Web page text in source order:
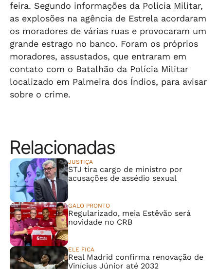
feira. Segundo informações da Polícia Militar,
as explosões na agência de Estrela acordaram
os moradores de várias ruas e provocaram um
grande estrago no banco. Foram os próprios
moradores, assustados, que entraram em
contato com o Batalhão da Polícia Militar
localizado em Palmeira dos Índios, para avisar
sobre o crime.
Relacionadas
JUSTIÇA
STJ tira cargo de ministro por
acusações de assédio sexual
GALO PRONTO
Regularizado, meia Estêvão será
novidade no CRB
ELE FICA
Real Madrid confirma renovação de
Vinícius Júnior até 2032